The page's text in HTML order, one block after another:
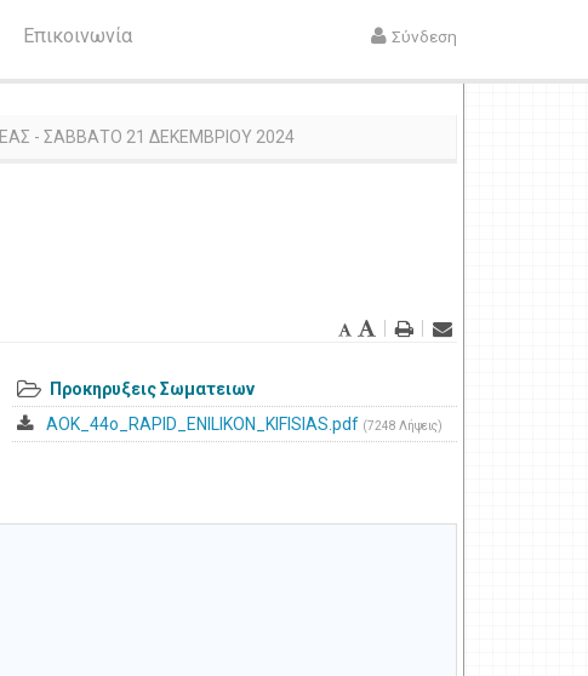
Επικοινωνία Σύνδεση
- ΣΑΒΒΑΤΟ 21 ΔΕΚΕΜΒΡΙΟΥ 2024
Προκηρυξεις Σωματειων
AOK_44o_RAPID_ENILIKON_KIFISIAS.pdf (7248 Λήψεις)